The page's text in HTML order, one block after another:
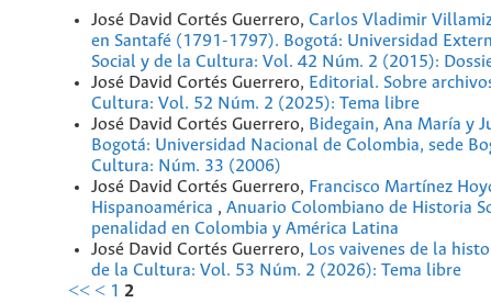
José David Cortés Guerrero, Carlos Vladimir
en Santafé (1791-1797). Bogotá: Universidad
Social y de la Cultura: Vol. 42 Núm. 2 (2015):
José David Cortés Guerrero, Editorial. Sobre
Cultura: Vol. 52 Núm. 2 (2025): Tema libre
José David Cortés Guerrero, Bidegain, Ana María y
Bogotá: Universidad Nacional de Colombia, sede
Cultura: Núm. 33 (2006)
José David Cortés Guerrero, Francisco Martínez
Hispanoamérica , Anuario Colombiano de Historia
penalidad en Colombia y América Latina
José David Cortés Guerrero, Los vaivenes de la
de la Cultura: Vol. 53 Núm. 2 (2026): Tema libre
<< < 1 2